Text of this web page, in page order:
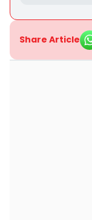
Share Article